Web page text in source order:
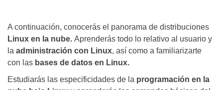
A continuación, conocerás el panorama de distribuciones
Linux en la nube. Aprenderás todo lo relativo al usuario y
la administración con Linux, así como a familiarizarte
con las bases de datos en Linux.
Estudiarás las especificidades de la programación en la